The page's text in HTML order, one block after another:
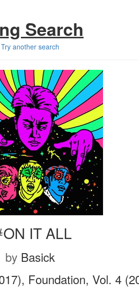
Search
Try another search
IT ALL
by Basick
Foundation, Vol. 4